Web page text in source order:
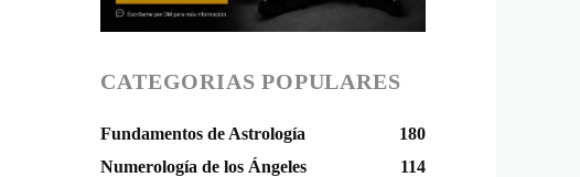
CATEGORIAS POPULARES
Fundamentos de Astrología
180
Numerología de los Ángeles
114